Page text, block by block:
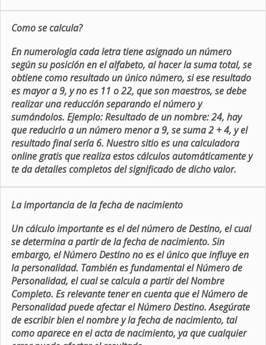
Como se calcula?
En numerologia cada letra tiene asignado un número
según su posición en el alfabeto, al hacer la suma total, se
obtiene como resultado un único número, si ese resultado
es mayor a 9, y no es 11 o 22, que son maestros, se debe
realizar una reducción separando el número y
sumándolos. Ejemplo: Resultado de un nombre: 24, hay
que reducirlo a un número menor a 9, se suma 2 + 4, y el
resultado final sería 6. Nuestro sitio es una calculadora
online gratis que realiza estos cálculos automáticamente y
te da detalles completos del significado de dicho valor.
La importancia de la fecha de nacimiento
Un cálculo importante es el del número de Destino, el cual
se determina a partir de la fecha de nacimiento. Sin
embargo, el Número Destino no es el único que influye en
la personalidad. También es fundamental el Número de
Personalidad, el cual se calcula a partir del Nombre
Completo. Es relevante tener en cuenta que el Número de
Personalidad puede afectar el Número Destino. Asegúrate
de escribir bien el nombre y la fecha de nacimiento, tal
como aparece en el acta de nacimiento, ya que cualquier